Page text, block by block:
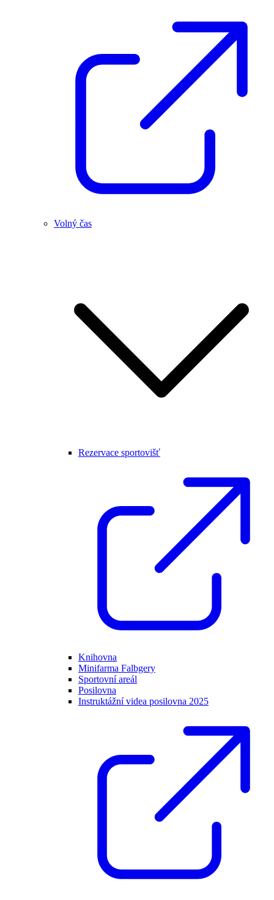
Volný čas
Rezervace sportovišť
Knihovna
Minifarma Falbgery
Sportovní areál
Posilovna
Instruktážní videa posilovna 2025